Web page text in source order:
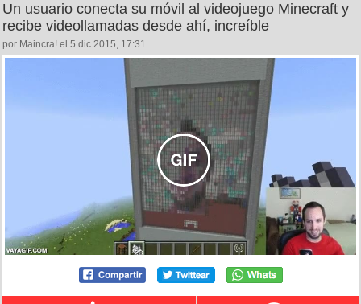
Un usuario conecta su móvil al videojuego Minecraft y
recibe videollamadas desde ahí, increíble
por Maincra! el 5 dic 2015, 17:31